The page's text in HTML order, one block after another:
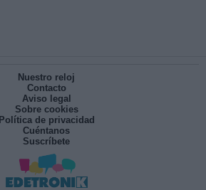
Nuestro reloj
Contacto
Aviso legal
Sobre cookies
Política de privacidad
Cuéntanos
Suscríbete